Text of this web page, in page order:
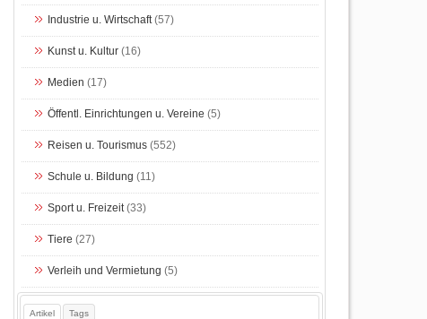
Industrie u. Wirtschaft(57)
Kunst u. Kultur(16)
Medien (17)
Öffentl. Einrichtungen u. Vereine (5)
Reisen u. Tourismus(552)
Schule u. Bildung (11)
Sport u. Freizeit(33)
Tiere (27)
Verleih und Vermietung (5)
Artikel Tags